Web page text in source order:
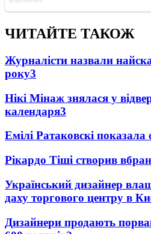
ЧИТАЙТЕ ТАКОЖ
Журналісти назвали
року3
Нікі Мінаж знялася у
календаря3
Емілі Ратаковскі показала
Рікардо Тіші створив
Український дизайнер
даху торгового центру в
Дизайнери продають